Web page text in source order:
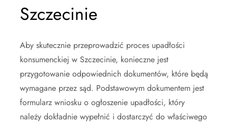
Szczecinie
Aby skutecznie przeprowadzić proces upadłości
konsumenckiej w Szczecinie, konieczne jest
przygotowanie odpowiednich dokumentów, które będą
wymagane przez sąd. Podstawowym dokumentem jest
formularz wniosku o ogłoszenie upadłości, który
należy dokładnie wypełnić i dostarczyć do właściwego